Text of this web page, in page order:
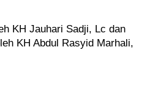
KH Jauhari Sadji, Lc dan
KH Abdul Rasyid Marhali,